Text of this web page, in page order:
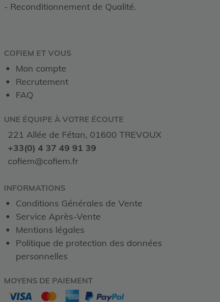
- Reconditionnement de Qualité.
COFIEM ET VOUS
Mon compte
Recrutement
FAQ
UNE ÉQUIPE À VOTRE ÉCOUTE
221 Allée de Fétan, 01600 TREVOUX
+33(0) 4 37 49 91 39
cofiem@cofiem.fr
INFORMATIONS
Conditions Générales de Vente
Service Après-Vente
Mentions légales
Politique de protection des données
personnelles
MOYENS DE PAIEMENT